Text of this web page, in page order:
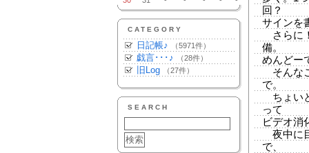
CATEGORY
日記帳♪ （5971件）
戯言･･･♪ （28件）
旧Log （27件）
SEARCH
回？
サインを
さらに
備。
めんどー
そんな
で。
ちょい
って
ビデオ消
夜中に
で、